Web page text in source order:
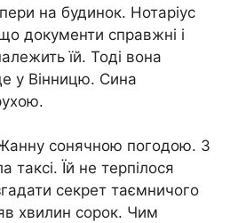
на будинок. Нотаріус
документи справжні і
їй. Тоді вона
у Вінницю. Сина
Жанну сонячною погодою. З
таксі. Їй не терпілося
секрет таємничого
хвилин сорок. Чим